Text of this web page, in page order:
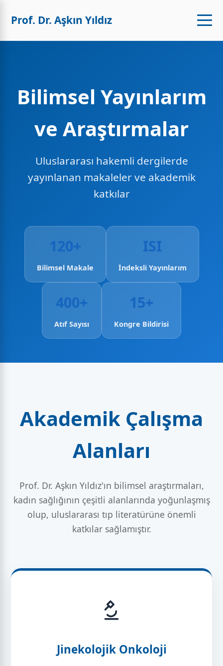
Prof. Dr. Aşkın Yıldız
Bilimsel Yayınlarım
ve Araştırmalar
Uluslararası hakemli dergilerde
yayınlanan makaleler ve akademik
katkılar
120+
Bilimsel Makale
ISI
İndeksli Yayınlarım
400+
Atıf Sayısı
15+
Kongre Bildirisi
Akademik Çalışma
Alanları
Prof. Dr. Aşkın Yıldız'ın bilimsel araştırmaları,
kadın sağlığının çeşitli alanlarında yoğunlaşmış
olup, uluslararası tıp literatürüne önemli
katkılar sağlamıştır.
Jinekolojik Onkoloji